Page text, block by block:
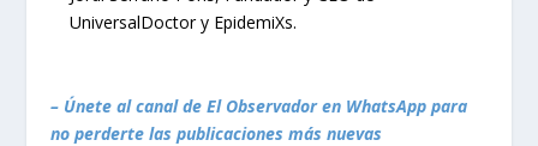
UniversalDoctor y EpidemiXs.
– Únete al canal de El Observador en WhatsApp para
no perderte las publicaciones más nuevas